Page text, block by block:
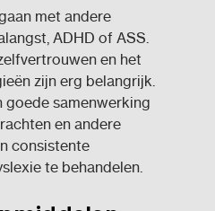
met andere
ADHD of ASS.
en het
zijn erg belangrijk.
goede samenwerking
en andere
consistente
te behandelen.